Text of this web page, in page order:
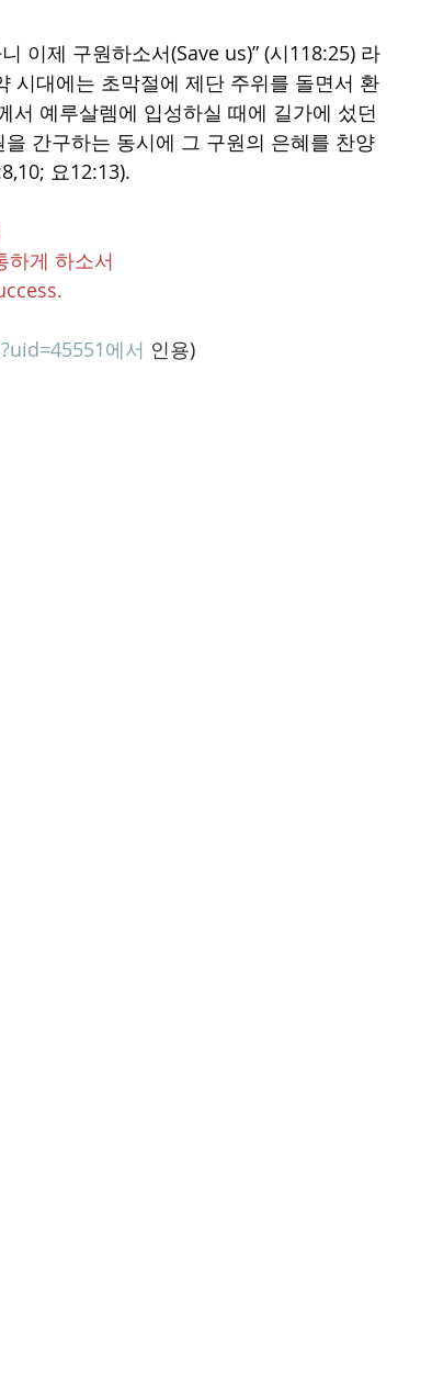
이제 구원하소서(Save us)” (시118:25) 라
시대에는 초막절에 제단 주위를 돌면서 환
서 예루살렘에 입성하실 때에 길가에 섰던
간구하는 동시에 그 구원의 은혜를 찬양
요12:13).
게 하소서
에서 인용)